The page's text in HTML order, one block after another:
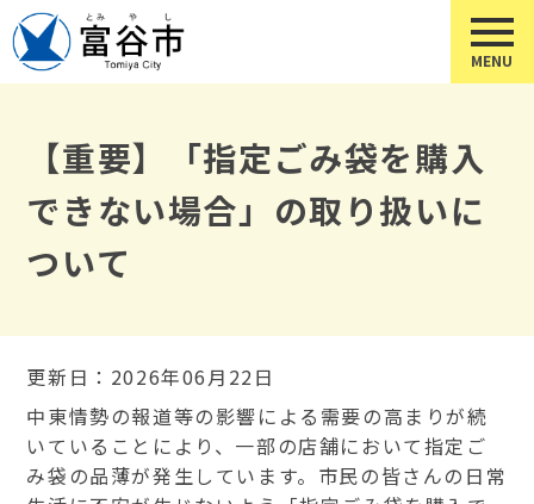
【重要】「指定ごみ袋を購入
できない場合」の取り扱いに
ついて
更新日：2026年06月22日
中東情勢の報道等の影響による需要の高まりが続
いていることにより、一部の店舗において指定ご
み袋の品薄が発生しています。 市民の皆さんの日常